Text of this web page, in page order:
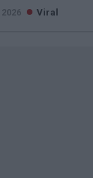
2026 Viral